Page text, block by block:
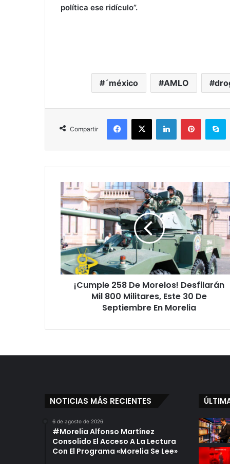
política ese ridículo”.
´méxico AMLO
Compartir
Facebook
X LinkedInPinterest
¡Cumple
258
De
Morelos!
Desfilarán
Mil
800
Militares,
Este
Morelia
¡Cumple 258 De Morelos! Desfilarán
Mil 800 Militares, Este 30 De
Septiembre En Morelia
NOTICIAS MÁS RECIENTES
6 de agosto de 2026
#Morelia Alfonso Martínez
Consolido El Acceso A La Lectura
Con El Programa «Morelia Se Lee»